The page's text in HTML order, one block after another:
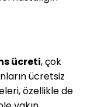
ücreti, çok
ücretsiz
özellikle de